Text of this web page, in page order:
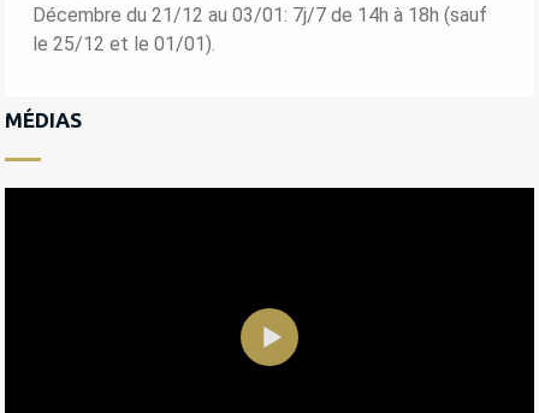
Décembre du 21/12 au 03/01: 7j/7 de 14h à 18h (sauf
le 25/12 et le 01/01).
MÉDIAS